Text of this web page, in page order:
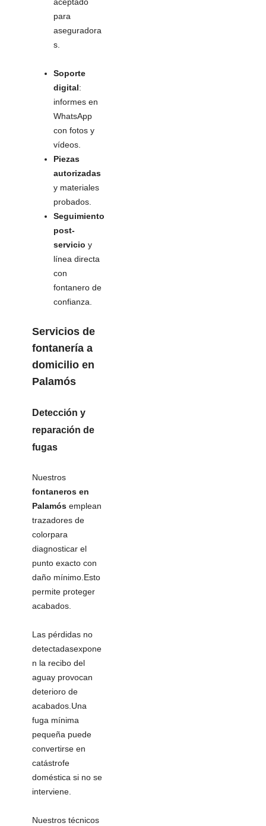
aceptado
para
aseguradora
s.
Soporte
digital:
informes en
WhatsApp
con fotos y
vídeos.
Piezas
autorizadas
y materiales
probados.
Seguimiento
post-
servicio y
línea directa
con
fontanero de
confianza.
Servicios de
fontanería a
domicilio en
Palamós
Detección y
reparación de
fugas
Nuestros
fontaneros en
Palamós emplean
trazadores de
colorpara
diagnosticar el
punto exacto con
daño mínimo.Esto
permite proteger
acabados.
Las pérdidas no
detectadasexpone
n la recibo del
aguay provocan
deterioro de
acabados.Una
fuga mínima
pequeña puede
convertirse en
catástrofe
doméstica si no se
interviene.
Nuestros técnicos